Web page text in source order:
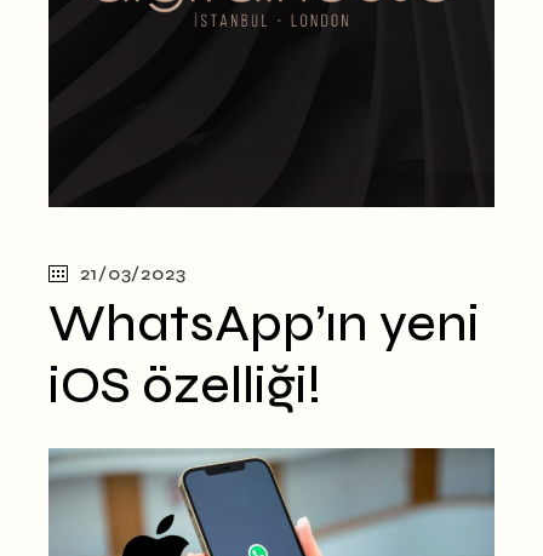
21/03/2023
WhatsApp’ın yeni
iOS özelliği!